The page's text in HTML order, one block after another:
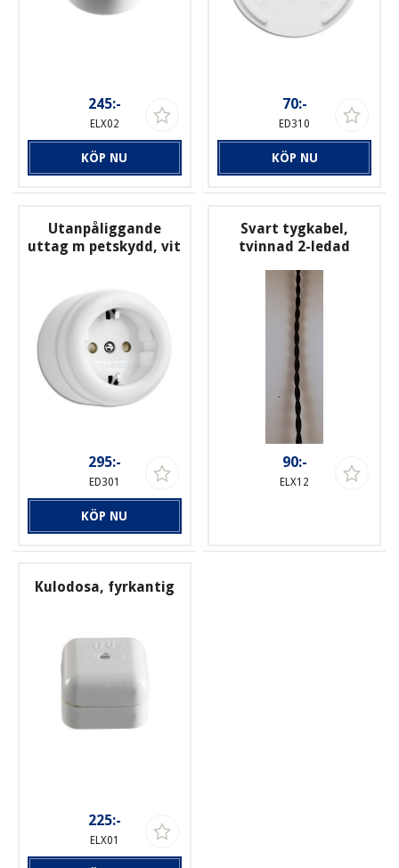
245:-
ELX02
KÖP NU
70:-
ED310
KÖP NU
Utanpåliggande
uttag m petskydd, vit
295:-
ED301
KÖP NU
Svart tygkabel,
tvinnad 2-ledad
90:-
ELX12
Kulodosa, fyrkantig
225:-
ELX01